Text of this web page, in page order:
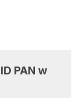
PAN w